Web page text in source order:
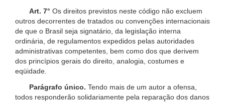
Art. 7° Os direitos previstos neste código não excluem
outros decorrentes de tratados ou convenções internacionais
de que o Brasil seja signatário, da legislação interna
ordinária, de regulamentos expedidos pelas autoridades
administrativas competentes, bem como dos que derivem
dos princípios gerais do direito, analogia, costumes e
eqüidade.
Parágrafo único. Tendo mais de um autor a ofensa,
todos responderão solidariamente pela reparação dos danos